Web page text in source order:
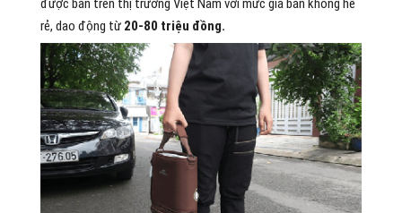
được bán trên thị trường Việt Nam với mức giá bán không hề
rẻ, dao động từ 20-80 triệu đồng.